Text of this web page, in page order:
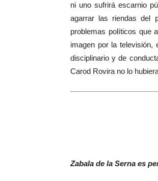
ni uno sufrirá escarnio
agarrar las riendas del
problemas políticos que
imagen por la televisión,
disciplinario y de
Carod Rovira no lo
Zabala de la Serna es